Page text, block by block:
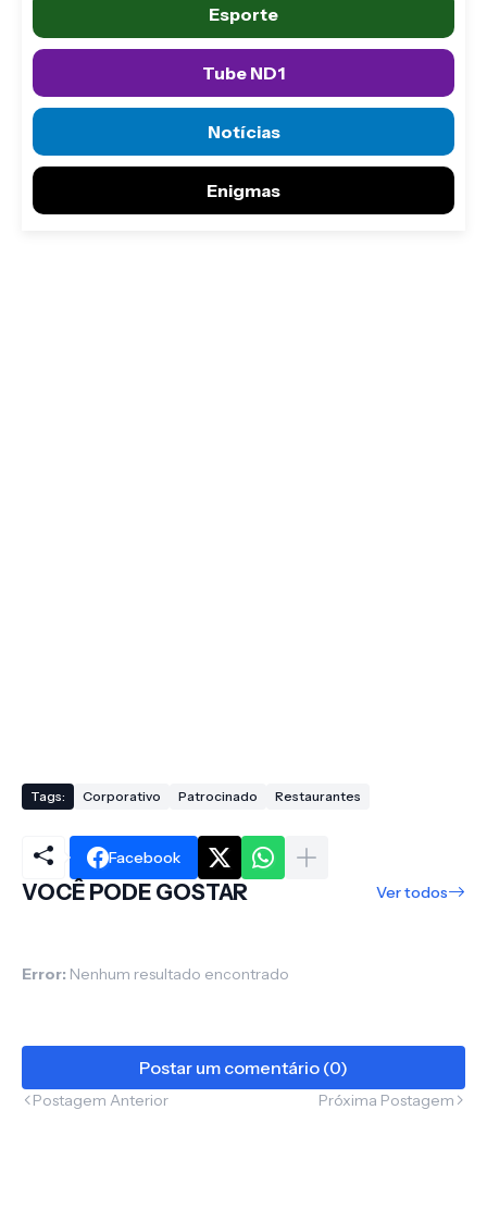
Esporte
Tube ND1
Notícias
Enigmas
Tags: Corporativo Patrocinado Restaurantes
Facebook
VOCÊ PODE GOSTAR Ver todos
Error: Nenhum resultado encontrado
Postar um comentário (0)
Postagem Anterior Próxima Postagem